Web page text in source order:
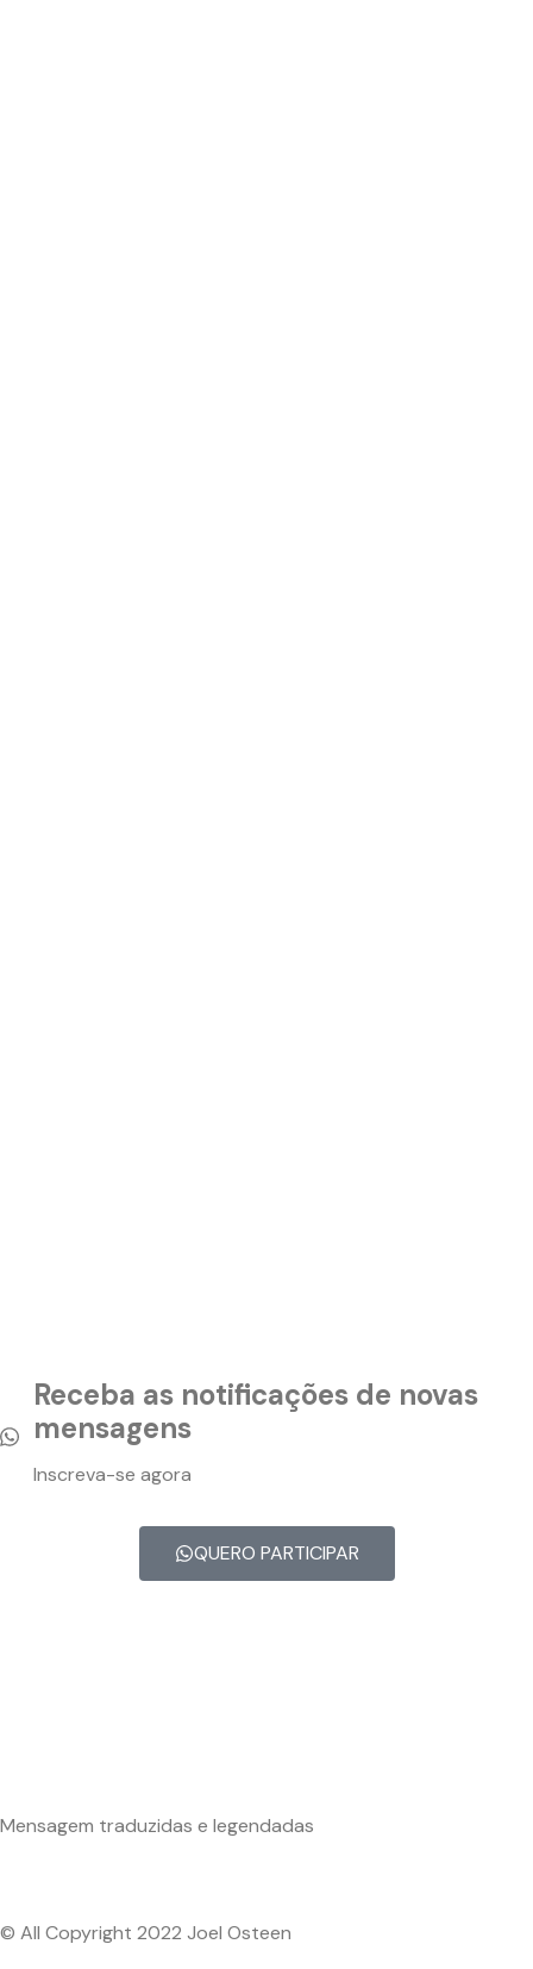
Receba as notificações de novas
mensagens
Inscreva-se agora
QUERO PARTICIPAR
Mensagem traduzidas e legendadas
© All Copyright 2022 Joel Osteen